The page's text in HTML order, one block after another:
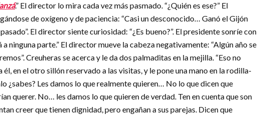
.” El director lo mira cada vez más pasmado. “¿Quién es ese?” El
de oxígeno y de paciencia: “Casi un desconocido… Ganó el Gijón
El director siente curiosidad: “¿Es bueno?”. El presidente sonríe con
ninguna parte.” El director mueve la cabeza negativamente: “Algún año se
Creuheras se acerca y le da dos palmaditas en la mejilla. “Eso no
en el otro sillón reservado a las visitas, y le pone una mano en la rodilla-
¿sabes? Les damos lo que realmente quieren… No lo que dicen que
querer. No… les damos lo que quieren de verdad. Ten en cuenta que son
creer que tienen dignidad, pero engañan a sus parejas. Dicen que